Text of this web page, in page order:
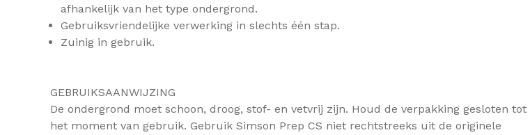
afhankelijk van het type ondergrond.
Gebruiksvriendelijke verwerking in slechts één stap.
Zuinig in gebruik.
GEBRUIKSAANWIJZING
De ondergrond moet schoon, droog, stof- en vetvrij zijn. Houd de verpakking gesloten tot
het moment van gebruik. Gebruik Simson Prep CS niet rechtstreeks uit de originele